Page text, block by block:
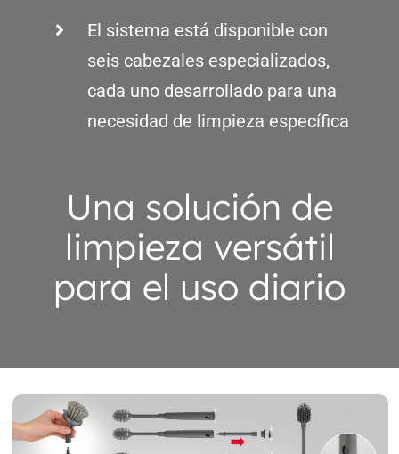
El sistema está disponible con
seis cabezales especializados,
cada uno desarrollado para una
necesidad de limpieza específica
Una solución de
limpieza versátil
para el uso diario